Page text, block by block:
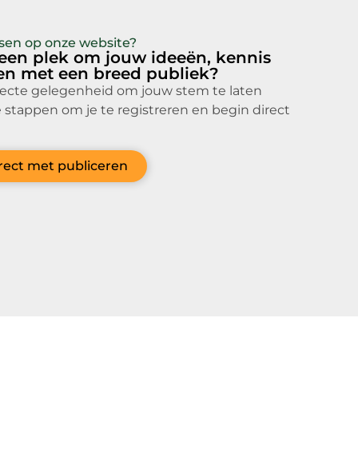
op onze website?
plek om jouw ideeën, kennis
met een breed publiek?
gelegenheid om jouw stem te laten
stappen om je te registreren en begin direct
met publiceren